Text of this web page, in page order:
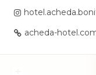
acheda-